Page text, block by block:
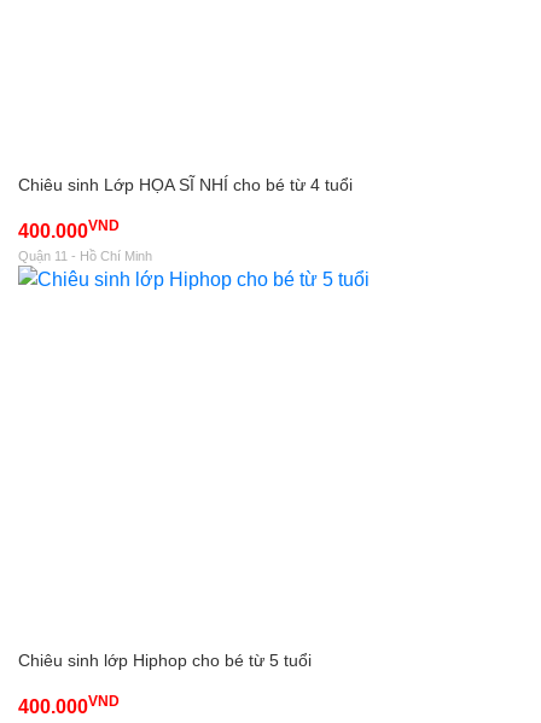
Chiêu sinh Lớp HỌA SĨ NHÍ cho bé từ 4 tuổi
400.000VND
Quận 11 - Hồ Chí Minh
Chiêu sinh lớp Hiphop cho bé từ 5 tuổi
400.000VND